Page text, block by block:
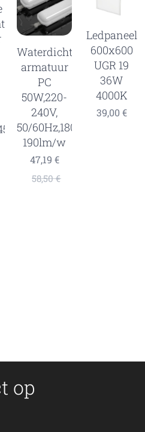
w-
Waterdicht
armatuur
PC
50W,220-
240V,
50/60Hz,180lm/w-
190lm/w
47,19 €
58,50€
Ledpaneel
600x600
UGR 19
36W
4000K
39,00€
op